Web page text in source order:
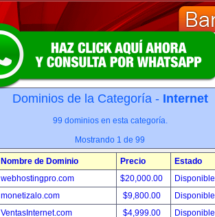
Dominios de la Categoría - Internet
99 dominios en esta categoría.
Mostrando 1 de 99
Nombre de Dominio Precio
Estado
webhostingpro.com
$20,000.00
Disponible
monetizalo.com
$9,800.00
Disponible
VentasInternet.com
$4,999.00
Disponible